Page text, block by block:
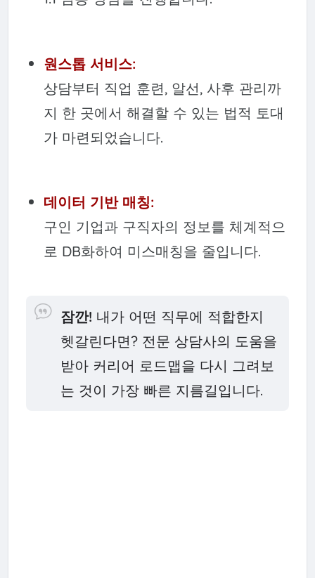
원스톱 서비스:
상담부터 직업 훈련, 알선, 사후 관리까
지 한 곳에서 해결할 수 있는 법적 토대
가 마련되었습니다.
데이터 기반 매칭:
구인 기업과 구직자의 정보를 체계적으
로 DB화하여 미스매칭을 줄입니다.
잠깐! 내가 어떤 직무에 적합한지
헷갈린다면? 전문 상담사의 도움을
받아 커리어 로드맵을 다시 그려보
는 것이 가장 빠른 지름길입니다.